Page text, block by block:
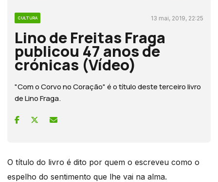
CULTURA 13 mai, 2019, 22:25
Lino de Freitas Fraga
publicou 47 anos de
crónicas (Vídeo)
"Com o Corvo no Coração" é o título deste terceiro livro
de Lino Fraga.
O título do livro é dito por quem o escreveu como o
espelho do sentimento que lhe vai na alma.